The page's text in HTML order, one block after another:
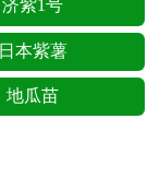
济紫1号
日本紫薯
地瓜苗